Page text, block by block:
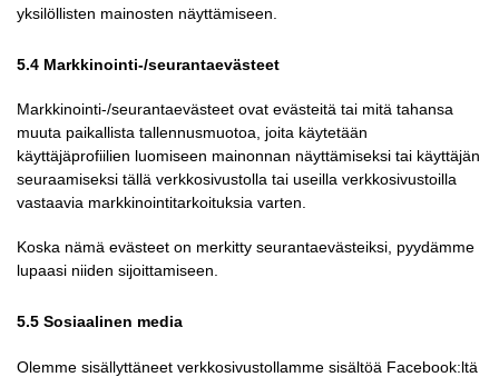
yksilöllisten mainosten näyttämiseen.
5.4 Markkinointi-/seurantaevästeet
Markkinointi-/seurantaevästeet ovat evästeitä tai mitä tahansa
muuta paikallista tallennusmuotoa, joita käytetään
käyttäjäprofiilien luomiseen mainonnan näyttämiseksi tai käyttäjän
seuraamiseksi tällä verkkosivustolla tai useilla verkkosivustoilla
vastaavia markkinointitarkoituksia varten.
Koska nämä evästeet on merkitty seurantaevästeiksi, pyydämme
lupaasi niiden sijoittamiseen.
5.5 Sosiaalinen media
Olemme sisällyttäneet verkkosivustollamme sisältöä Facebook:ltä